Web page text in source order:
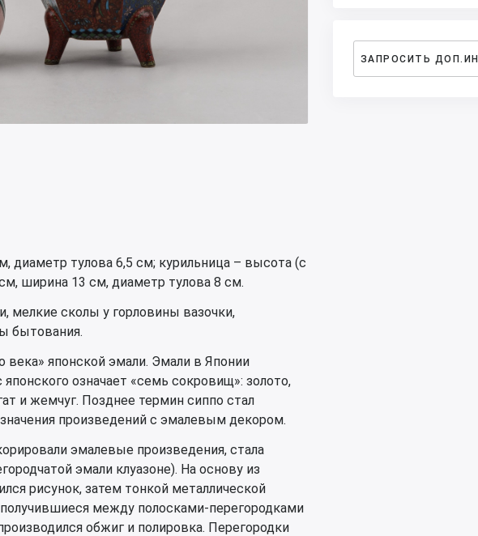
диаметр тулова 6,5 см; курильница – высота (с
ширина 13 см, диаметр тулова 8 см.
мелкие сколы у горловины вазочки,
бытования.
японской эмали. Эмали в Японии
означает «семь сокровищ»: золото,
и жемчуг. Позднее термин сиппо стал
произведений с эмалевым декором.
эмалевые произведения, стала
эмали клуазоне). На основу из
рисунок, затем тонкой металлической
между полосками-перегородками
обжиг и полировка. Перегородки
ЗАПРОСИТЬ